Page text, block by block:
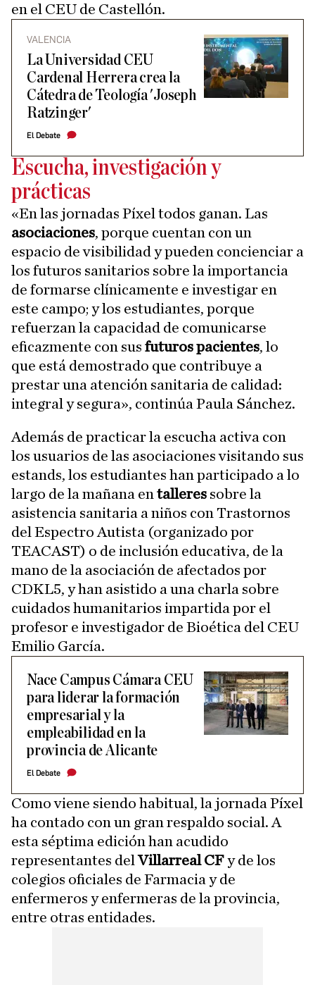
en el CEU de Castellón.
VALENCIA
La Universidad CEU
Cardenal Herrera crea la
Cátedra de Teología 'Joseph
Ratzinger'
El Debate
Escucha, investigación y
prácticas
«En las jornadas Píxel todos ganan. Las
asociaciones, porque cuentan con un
espacio de visibilidad y pueden concienciar a
los futuros sanitarios sobre la importancia
de formarse clínicamente e investigar en
este campo; y los estudiantes, porque
refuerzan la capacidad de comunicarse
eficazmente con sus futuros pacientes, lo
que está demostrado que contribuye a
prestar una atención sanitaria de calidad:
integral y segura», continúa Paula Sánchez.
Además de practicar la escucha activa con
los usuarios de las asociaciones visitando sus
estands, los estudiantes han participado a lo
largo de la mañana en talleres sobre la
asistencia sanitaria a niños con Trastornos
del Espectro Autista (organizado por
TEACAST) o de inclusión educativa, de la
mano de la asociación de afectados por
CDKL5, y han asistido a una charla sobre
cuidados humanitarios impartida por el
profesor e investigador de Bioética del CEU
Emilio García.
Nace Campus Cámara CEU
para liderar la formación
empresarial y la
empleabilidad en la
provincia de Alicante
El Debate
Como viene siendo habitual, la jornada Píxel
ha contado con un gran respaldo social. A
esta séptima edición han acudido
representantes delVillarreal CFy de los
colegios oficiales de Farmacia y de
enfermeros y enfermeras de la provincia,
entre otras entidades.